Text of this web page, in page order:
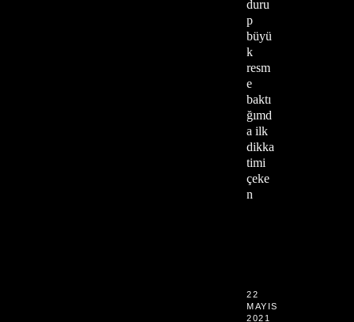
duru
p
büyü
k
resm
e
baktı
ğımd
a ilk
dikka
timi
çeke
n
22
MAYIS
2021